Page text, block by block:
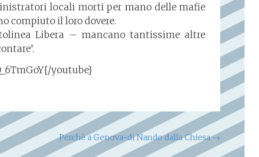
locali morti per mano delle mafie
compiuto il loro dovere.
Libera – mancano tantissime altre
youtube}
Perchè a Genova-di Nando dalla Chiesa→